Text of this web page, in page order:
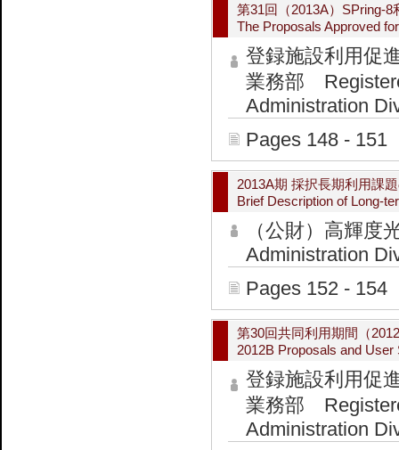
第31回（2013A）SPring-
The Proposals Approved
登録施設利用促
業務部
Administration
Pages 148 - 151
2013A期 採択長期利用課
Brief Description of Long-
（公財）高輝
Administration
Pages 152 - 154
第30回共同利用期間（
2012B Proposals and User
登録施設利用促
業務部
Administration